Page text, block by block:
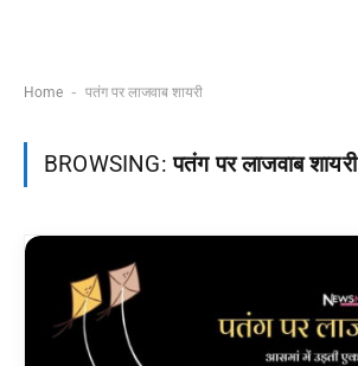
Home - पतंग पर लाजवाब शायरी
BROWSING:पतंग पर लाजवाब शायरी